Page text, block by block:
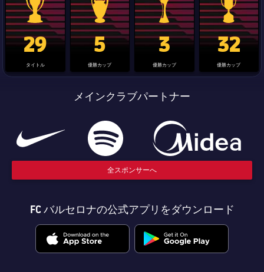
La Liga trophy
29
タイトル
Champions League trophy
5
優勝カップ
label.aria.clubworldcup
3
優勝カップ
国王杯
32
優勝カップ
メインクラブパートナー
全スポンサーへ
FC バルセロナの公式アプリをダウンロード